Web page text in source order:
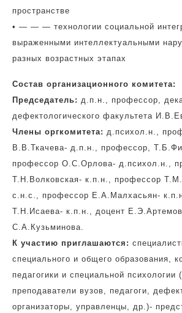
пространстве
• — — — технологии социальной
выраженными интеллектуальными
разных возрастных этапах
Состав организационного комитета:
Председатель: д.п.н., профессор,
дефектологического факультета
Члены оргкомитета: д.психол.н.,
В.В.Ткачева- д.п.н., профессор,
профессор О.С.Орлова- д.психол.н.,
Т.Н.Волковская- к.п.н., профессор
с.н.с., профессор Е.А.Малхасьян-
Т.Н.Исаева- к.п.н., доцент
С.А.Кузьминова.
К участию приглашаются:
специального и общего образования,
педагогики и специальной психологии
преподаватели вузов, педагоги,
организаторы, управленцы, др.)-